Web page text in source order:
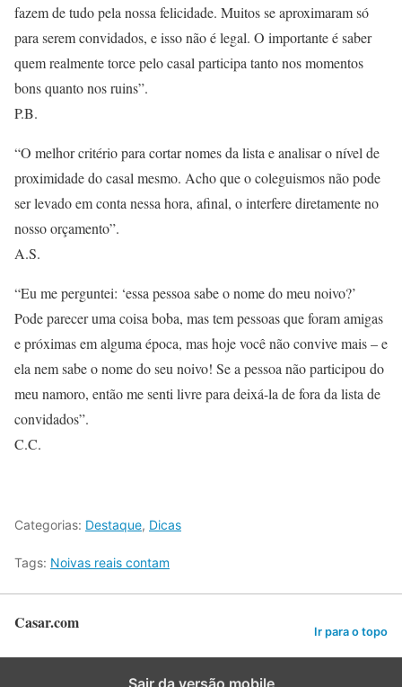
fazem de tudo pela nossa felicidade. Muitos se aproximaram só
para serem convidados, e isso não é legal. O importante é saber
quem realmente torce pelo casal participa tanto nos momentos
bons quanto nos ruins”.
P.B.
“O melhor critério para cortar nomes da lista e analisar o nível de
proximidade do casal mesmo. Acho que o coleguismos não pode
ser levado em conta nessa hora, afinal, o interfere diretamente no
nosso orçamento”.
A.S.
“Eu me perguntei: ‘essa pessoa sabe o nome do meu noivo?’
Pode parecer uma coisa boba, mas tem pessoas que foram amigas
e próximas em alguma época, mas hoje você não convive mais – e
ela nem sabe o nome do seu noivo! Se a pessoa não participou do
meu namoro, então me senti livre para deixá-la de fora da lista de
convidados”.
C.C.
Categorias: Destaque, Dicas
Tags: Noivas reais contam
Casar.com Ir para o topo
Sair da versão mobile